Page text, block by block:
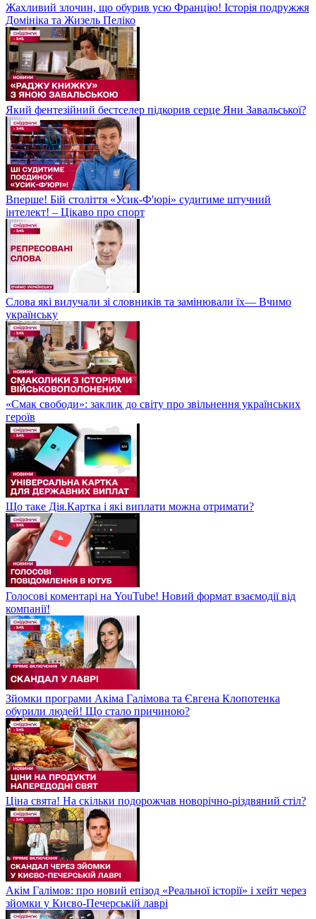
Жахливий злочин, що обурив усю Францію! Історія подружжя
Домініка та Жизель Пеліко
Який фентезійний бестселер підкорив серце Яни Завальської?
Вперше! Бій століття «Усик-Ф'юрі» судитиме штучний
інтелект! – Цікаво про спорт
Слова які вилучали зі словників та замінювали їх— Вчимо
українську
«Смак свободи»: заклик до світу про звільнення українських
героїв
Що таке Дія.Картка і які виплати можна отримати?
Голосові коментарі на YouTube! Новий формат взаємодії від
компанії!
Зйомки програми Акіма Галімова та Євгена Клопотенка
обурили людей! Що стало причиною?
Ціна свята! На скільки подорожчав новорічно-різдвяний стіл?
Акім Галімов: про новий епізод «Реальної історії» і хейт через
зйомки у Києво-Печерській лаврі